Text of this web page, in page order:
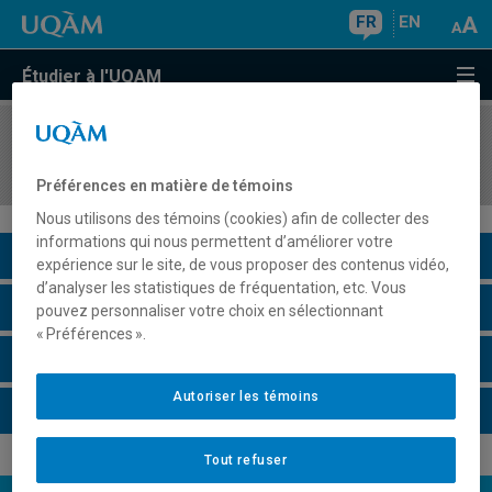
FR EN
Étudier à l'UQAM
COURS//
Description du cours
Horaire - Été 2026
Préférences en matière de témoins
Nous utilisons des témoins (cookies) afin de collecter des
informations qui nous permettent d’améliorer votre
expérience sur le site, de vous proposer des contenus vidéo,
d’analyser les statistiques de fréquentation, etc. Vous
pouvez personnaliser votre choix en sélectionnant
« Préférences ».
Tout refuser
Autoriser les témoins